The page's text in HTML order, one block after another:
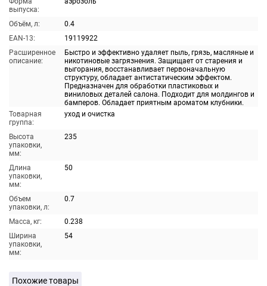
выпуска:
Объём, л:
0.4
EAN-13:
19119922
Расширенное
описание:
Быстро и эффективно удаляет пыль, грязь, масляные и
никотиновые загрязнения. Защищает от старения и
выгорания, восстанавливает первоначальную
структуру, обладает антистатическим эффектом.
Предназначен для обработки пластиковых и
виниловых деталей салона. Подходит для молдингов и
бамперов. Обладает приятным ароматом клубники.
Товарная
группа:
уход и очистка
Высота
упаковки,
мм:
235
Длина
упаковки,
мм:
50
Объем
упаковки, л:
0.7
Масса, кг:
0.238
Ширина
упаковки,
мм:
54
Похожие товары